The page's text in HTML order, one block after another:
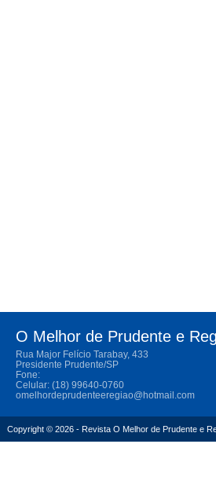
O Melhor de Prudente e
Rua Major Felício Tarabay, 433
Presidente Prudente/SP
Fone:
Celular: (18) 99640-0760
omelhordeprudenteeregiao@hotmail.com
Copyright © 2026 - Revista O Melhor de Prudente e